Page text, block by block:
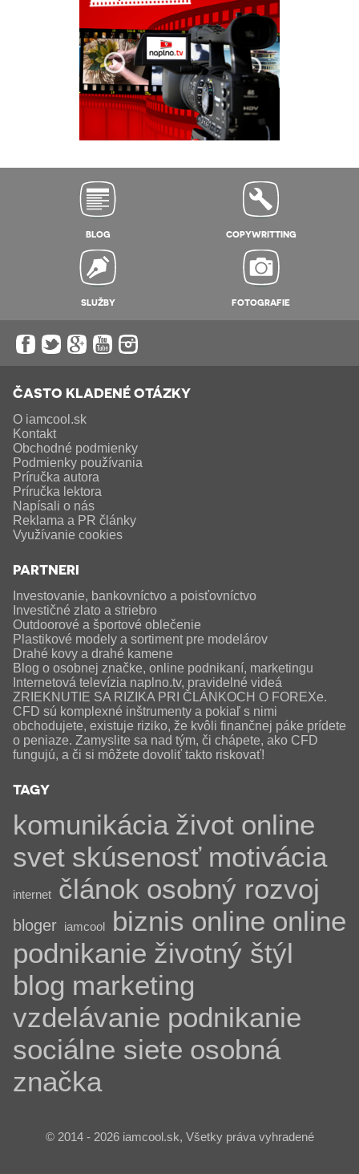
BLOG COPYWRITTING
SLUŽBY FOTOGRAFIE
ČASTO KLADENÉ OTÁZKY
O iamcool.sk
Kontakt
Obchodné podmienky
Podmienky používania
Príručka autora
Príručka lektora
Napísali o nás
Reklama a PR články
Využívanie cookies
PARTNERI
Investovanie, bankovníctvo a poisťovníctvo
Investičné zlato a striebro
Outdoorové a športové oblečenie
Plastikové modely a sortiment pre modelárov
Drahé kovy a drahé kamene
Blog o osobnej značke, online podnikaní, marketingu
Internetová televízia naplno.tv, pravidelné videá
ZRIEKNUTIE SA RIZIKA PRI ČLÁNKOCH O FOREXe.
CFD sú komplexné inštrumenty a pokiaľ s nimi
obchodujete, existuje riziko, že kvôli finančnej páke prídete
o peniaze. Zamyslite sa nad tým, či chápete, ako CFD
fungujú, a či si môžete dovoliť takto riskovať!
TAGY
komunikácia život online
svet skúsenosť motivácia
internet článok osobný rozvoj
bloger iamcool biznis online online
podnikanie životný štýl
blog marketing
vzdelávanie podnikanie
sociálne siete osobná
značka
© 2014 - 2026 iamcool.sk, Všetky práva vyhradené